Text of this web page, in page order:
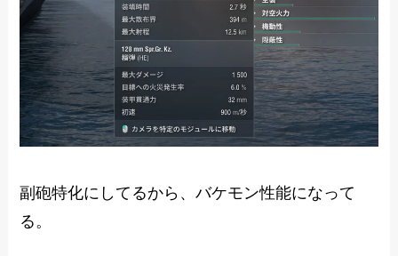
副砲特化にしてるから、バケモン性能になって
る。